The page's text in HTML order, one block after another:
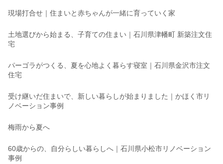
現場打合せ｜住まいと赤ちゃんが一緒に育っていく家
土地選びから始まる、子育ての住まい｜石川県津幡町 新築注文住
宅
パーゴラがつくる、夏を心地よく暮らす寝室｜石川県金沢市注文
住宅
受け継いだ住まいで、新しい暮らしが始まりました｜かほく市リ
ノベーション事例
梅雨から夏へ
60歳からの、自分らしい暮らしへ｜石川県小松市リノベーション
事例